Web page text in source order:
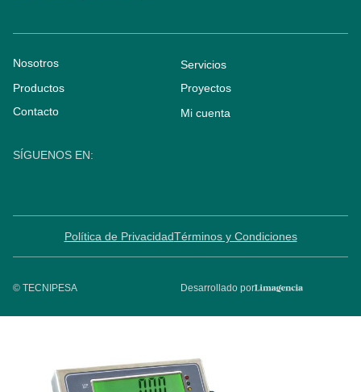
Nosotros
Servicios
Productos
Proyectos
Contacto
Mi cuenta
SÍGUENOS EN:
© TECNIPESA
Política de PrivacidadTérminos y Condiciones
Desarrollado por